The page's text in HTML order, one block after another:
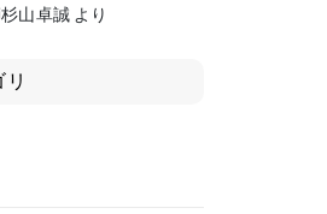
山卓誠より